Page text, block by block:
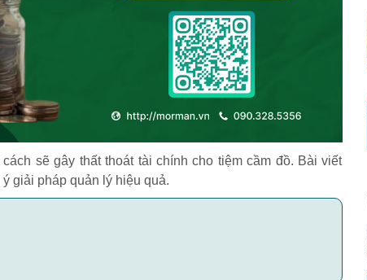
sẽ gây thất thoát tài chính cho tiệm cầm đồ. Bài viết
giải pháp quản lý hiệu quả.